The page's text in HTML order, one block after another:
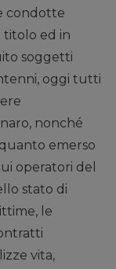
condotte
titolo ed in
soggetti
oggi tutti
nonché
emerso
operatori del
stato di
le
vita,